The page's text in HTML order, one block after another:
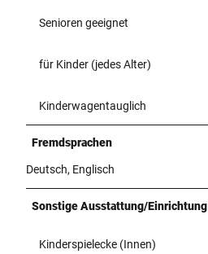
Senioren geeignet
für Kinder (jedes Alter)
Kinderwagentauglich
Fremdsprachen
Deutsch, Englisch
Sonstige Ausstattung/Einrichtung
Kinderspielecke (Innen)